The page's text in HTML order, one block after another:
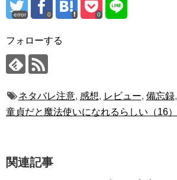
error 0 0
フォローする
ネタバレ注意, 感想, レビュー, 備忘録,
童貞だと魔法使いになれるらしい（16）
関連記事